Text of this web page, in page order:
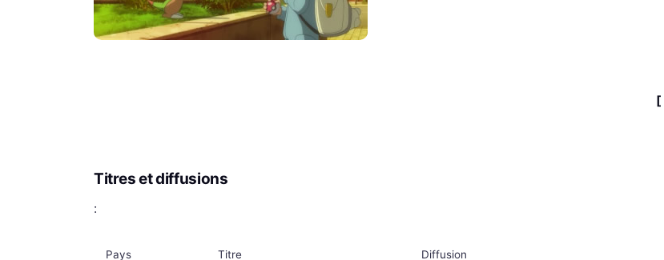
[
Titres et diffusions
:
Pays Titre Diffusion